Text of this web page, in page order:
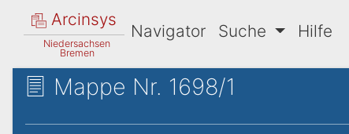
Arcinsys
Niedersachsen
Bremen
Navigator Suche Hilfe
Mappe Nr. 1698/1